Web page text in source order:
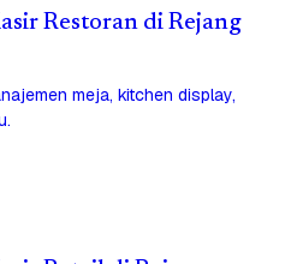
Restoran di Rejang
meja, kitchen display,